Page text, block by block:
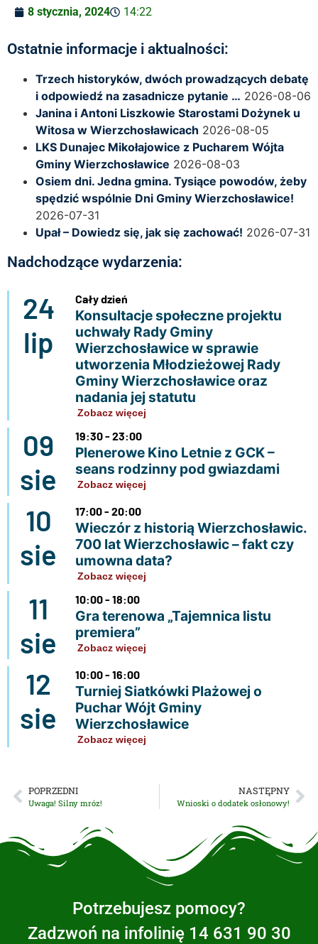
8 stycznia, 2024 14:22
Ostatnie informacje i aktualności:
Trzech historyków, dwóch prowadzących debatę
i odpowiedź na zasadnicze pytanie … 2026-08-06
Janina i Antoni Liszkowie Starostami Dożynek u
Witosa w Wierzchosławicach 2026-08-05
LKS Dunajec Mikołajowice z Pucharem Wójta
Gminy Wierzchosławice 2026-08-03
Osiem dni. Jedna gmina. Tysiące powodów, żeby
spędzić wspólnie Dni Gminy Wierzchosławice!
2026-07-31
Upał – Dowiedz się, jak się zachować! 2026-07-31
Nadchodzące wydarzenia:
24
lip
Cały dzień
Konsultacje społeczne projektu
uchwały Rady Gminy
Wierzchosławice w sprawie
utworzenia Młodzieżowej Rady
Gminy Wierzchosławice oraz
nadania jej statutu
Zobacz więcej
09
sie
19:30 - 23:00
Plenerowe Kino Letnie z GCK –
seans rodzinny pod gwiazdami
Zobacz więcej
10
sie
17:00 - 20:00
Wieczór z historią Wierzchosławic.
700 lat Wierzchosławic – fakt czy
umowna data?
Zobacz więcej
11
sie
10:00 - 18:00
Gra terenowa „Tajemnica listu
premiera”
Zobacz więcej
12
sie
10:00 - 16:00
Turniej Siatkówki Plażowej o
Puchar Wójt Gminy
Wierzchosławice
Zobacz więcej
POPRZEDNI
Uwaga! Silny mróz!
NASTĘPNY
Wnioski o dodatek osłonowy!
Potrzebujesz pomocy?
Zadzwoń na infolinię 14 631 90 30